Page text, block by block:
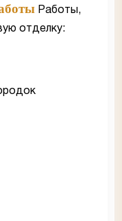
Работы,
отделку: